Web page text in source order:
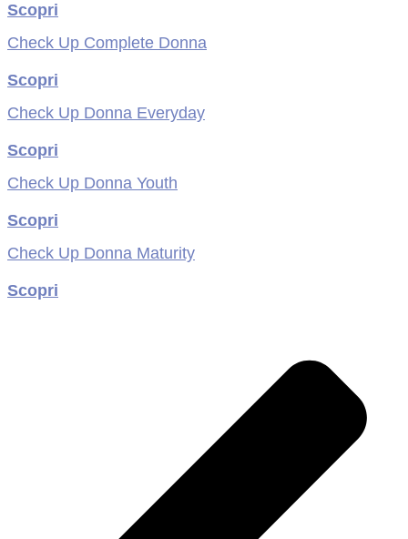
Scopri
Check Up Complete Donna
Scopri
Check Up Donna Everyday
Scopri
Check Up Donna Youth
Scopri
Check Up Donna Maturity
Scopri